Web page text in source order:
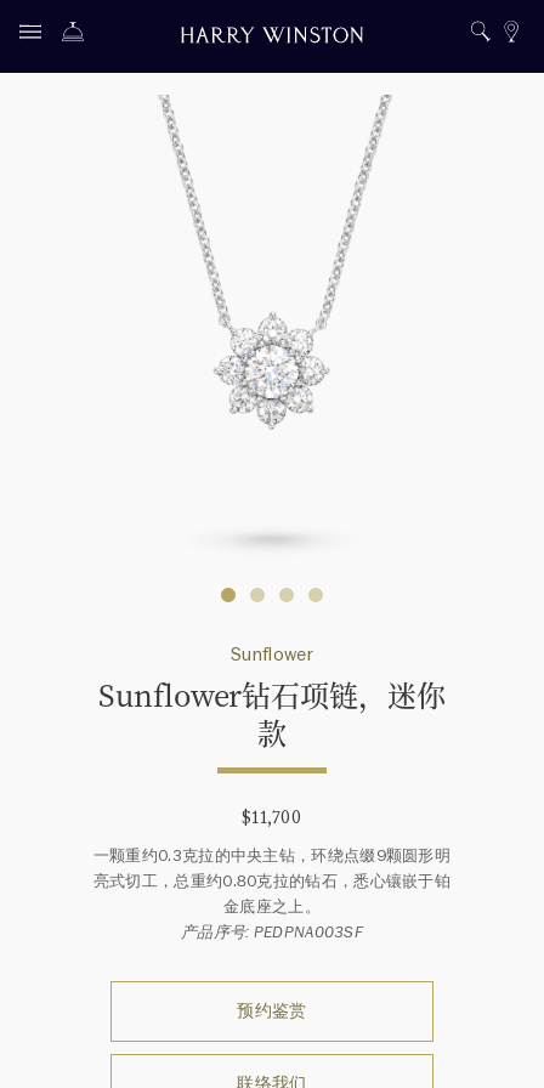
Sunflower
Sunflower钻石项链，迷你
款
$11,700
一颗重约0.3克拉的中央主钻，环绕点缀9颗圆形明
亮式切工，总重约0.80克拉的钻石，悉心镶嵌于铂
金底座之上。
产品序号: PEDPNA003SF
预约鉴赏
联络我们